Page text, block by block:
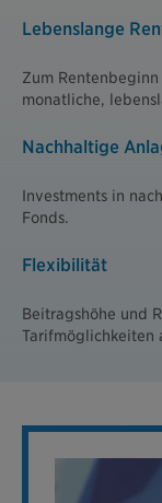
Lebenslange
Zum
monatliche,
Nachhaltige
Investments in
Fonds.
Flexibilität
Beitragshöhe und
Tarifmöglichkeiten